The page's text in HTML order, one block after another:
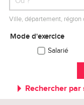
Ville, département, région
Mode d'exercice
Salarié
Rechercher par